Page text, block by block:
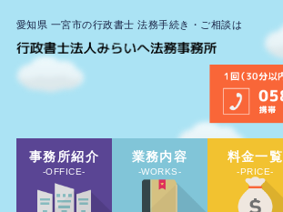
愛知県 一宮市の行政書士 法務手続き・ご相談は
事務所紹介
-OFFICE-
業務内容
-WORKS-
料金一覧
-PRICE-